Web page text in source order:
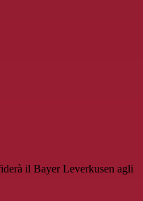
il Bayer Leverkusen agli